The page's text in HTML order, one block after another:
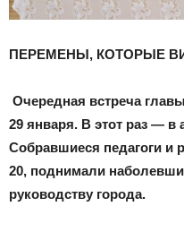
ПЕРЕМЕНЫ, КОТОРЫЕ
Очередная встреча
29 января. В этот раз —
Собравшиеся педагоги
20, поднимали
руководству города.